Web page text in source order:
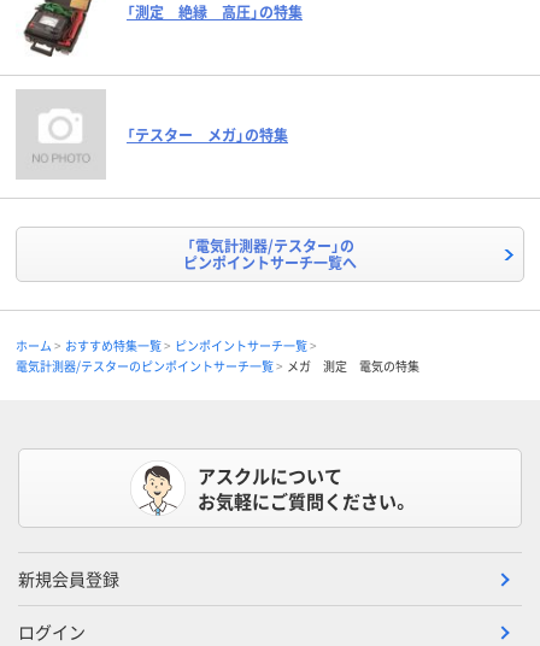
「測定 絶縁 高圧」の特集
「テスター メガ」の特集
「電気計測器/テスター」の
ピンポイントサーチ一覧へ
ホーム おすすめ特集一覧
ピンポイントサーチ一覧
電気計測器/テスターのピンポイントサーチ一覧
メガ 測定 電気の特集
アスクルについて
お気軽にご質問ください。
新規会員登録
ログイン